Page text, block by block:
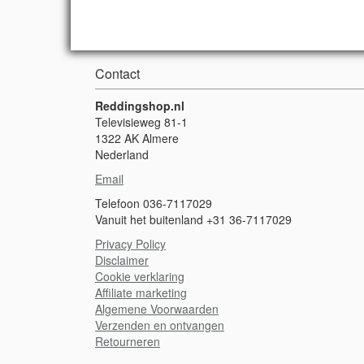
Contact
Reddingshop.nl
Televisieweg 81-1
1322 AK Almere
Nederland
Email
Telefoon 036-7117029
Vanuit het buitenland +31 36-7117029
Privacy Policy
Disclaimer
Cookie verklaring
Affiliate marketing
Algemene Voorwaarden
Verzenden en ontvangen
Retourneren